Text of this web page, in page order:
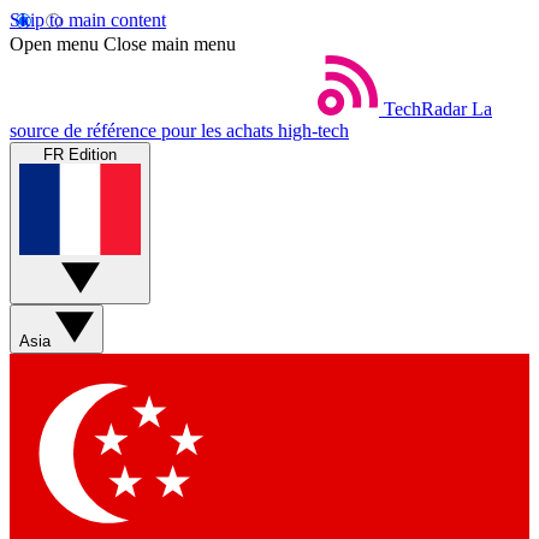
Skip to main content
Open menu Close main menu
TechRadar La
source de référence pour les achats high-tech
FR Edition
Asia